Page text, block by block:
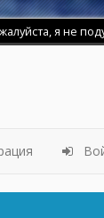
я не
этот